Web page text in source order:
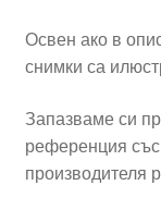
Освен ако в
снимки са
Запазваме си
референция
производителя